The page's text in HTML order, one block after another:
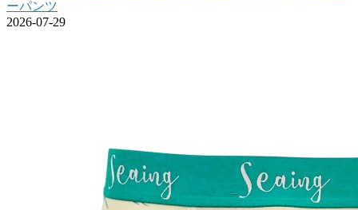
ーパンツ
2026-07-29